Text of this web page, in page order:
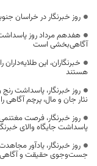
روز خبرنگار در خراسان
هفدهم مرداد روز
آگاهی‌بخشی است
خبرنگاران، این
هستند
روز خبرنگار، پاسداشت
نثار جان و مال، پرچم
روز خبرنگار، فرصت
پاسداشت جایگاه والای
روز خبرنگار، یادآور
جست‌وجوی حقیقت و